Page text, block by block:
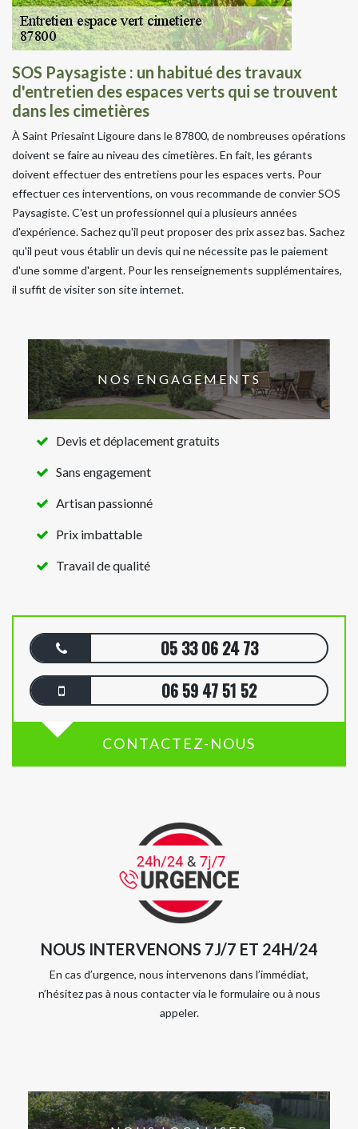
SOS Paysagiste : un habitué des travaux
d'entretien des espaces verts qui se trouvent
dans les cimetières
À Saint Priesaint Ligoure dans le 87800, de nombreuses opérations
doivent se faire au niveau des cimetières. En fait, les gérants
doivent effectuer des entretiens pour les espaces verts. Pour
effectuer ces interventions, on vous recommande de convier SOS
Paysagiste. C'est un professionnel qui a plusieurs années
d'expérience. Sachez qu'il peut proposer des prix assez bas. Sachez
qu'il peut vous établir un devis qui ne nécessite pas le paiement
d'une somme d'argent. Pour les renseignements supplémentaires,
il suffit de visiter son site internet.
NOS ENGAGEMENTS
Devis et déplacement gratuits
Sans engagement
Artisan passionné
Prix imbattable
Travail de qualité
05 33 06 24 73
06 59 47 51 52
CONTACTEZ-NOUS
NOUS INTERVENONS 7J/7 ET 24H/24
En cas d’urgence, nous intervenons dans l’immédiat,
n’hésitez pas à nous contacter via le formulaire ou à nous
appeler.